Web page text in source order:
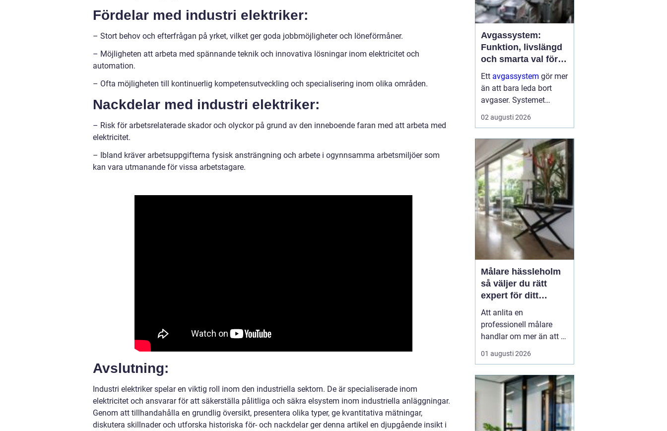
Fördelar med industri elektriker:
– Stort behov och efterfrågan på yrket, vilket ger goda jobbmöjligheter och löneförmåner.
– Möjligheten att arbeta med spännande teknik och innovativa lösningar inom elektricitet och
automation.
– Ofta möjligheten till kontinuerlig kompetensutveckling och specialisering inom olika områden.
Nackdelar med industri elektriker:
– Risk för arbetsrelaterade skador och olyckor på grund av den inneboende faran med att arbeta med
elektricitet.
– Ibland kräver arbetsuppgifterna fysisk ansträngning och arbete i ogynnsamma arbetsmiljöer som
kan vara utmanande för vissa arbetstagare.
Avslutning:
Industri elektriker spelar en viktig roll inom den industriella sektorn. De är specialiserade inom
elektricitet och ansvarar för att säkerställa pålitliga och säkra elsystem inom industriella anläggningar.
Genom att tillhandahålla en grundlig översikt, presentera olika typer, ge kvantitativa mätningar,
diskutera skillnader och utforska historiska för- och nackdelar ger denna artikel en djupgående insikt i
Avgassystem:
Funktion, livslängd
och smarta val för
bilägare
Ett avgassystem gör mer
än att bara leda bort
avgaser. Systemet
dämpar ljud, minskar
skadliga utsläpp och
passagerare. När
avgassystemet fungerar
som det ...
02 augusti 2026
Målare hässleholm
så väljer du rätt
expert för ditt
måleriprojekt
Att anlita en
professionell målare
handlar om mer än att få
nya färger på väggarna.
En kunnig hantverkare
på husets ytor, höja
värdet på bostaden och
skapa miljöer som
känns både lugna och
01 augusti 2026